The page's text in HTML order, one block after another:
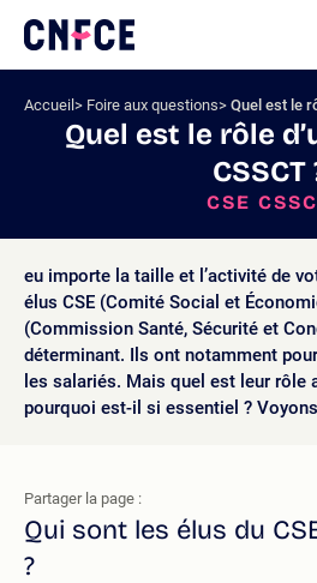
contenu
Logo
site
Accueil Foire aux questions Quel est le
Quel est le rôle
CSSCT
CSE
eu importe la taille et l’activité de
élus CSE (Comité Social et
(Commission Santé, Sécurité et
déterminant. Ils ont notamment
les salariés. Mais quel est leur rôle
pourquoi est-il si essentiel ?
Qui sont les élus du
?
Partager la page :